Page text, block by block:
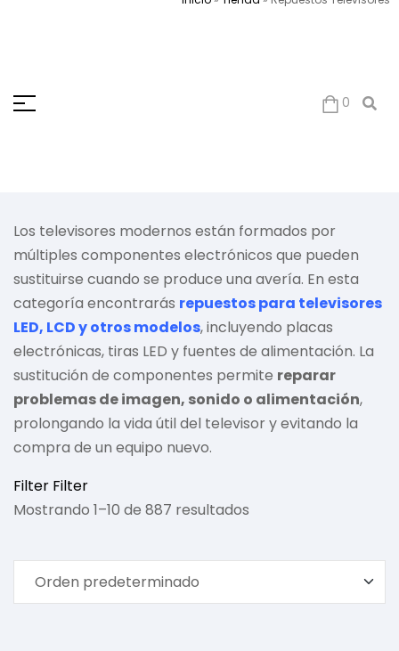
0
Los televisores modernos están formados por
múltiples componentes electrónicos que pueden
sustituirse cuando se produce una avería. En esta
categoría encontrarás repuestos para televisores
LED, LCD y otros modelos, incluyendo placas
electrónicas, tiras LED y fuentes de alimentación. La
sustitución de componentes permite reparar
problemas de imagen, sonido o alimentación,
prolongando la vida útil del televisor y evitando la
compra de un equipo nuevo.
Filter Filter
Mostrando 1–10 de 887 resultados